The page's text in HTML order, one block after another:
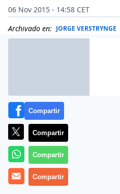
06 Nov 2015 - 14:58 CET
Archivado en: JORGE VERSTRYNGE
Compartir
Compartir
Compartir
Compartir